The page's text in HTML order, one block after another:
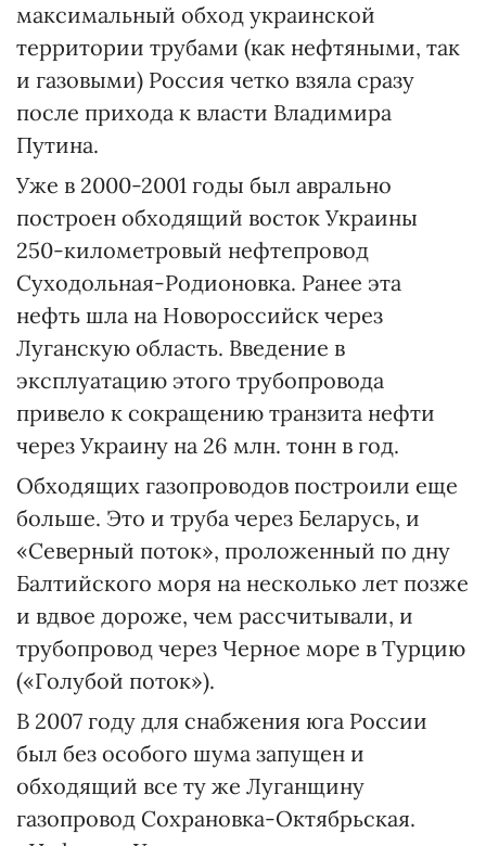
максимальный обход украинской
территории трубами (как нефтяными, так
и газовыми) Россия четко взяла сразу
после прихода к власти Владимира
Путина.
Уже в 2000-2001 годы был аврально
построен обходящий восток Украины
250-километровый нефтепровод
Суходольная-Родионовка. Ранее эта
нефть шла на Новороссийск через
Луганскую область. Введение в
эксплуатацию этого трубопровода
привело к сокращению транзита нефти
через Украину на 26 млн. тонн в год.
Обходящих газопроводов построили еще
больше. Это и труба через Беларусь, и
«Северный поток», проложенный по дну
Балтийского моря на несколько лет позже
и вдвое дороже, чем рассчитывали, и
трубопровод через Черное море в Турцию
(«Голубой поток»).
В 2007 году для снабжения юга России
был без особого шума запущен и
обходящий все ту же Луганщину
газопровод Сохрановка-Октябрьская.